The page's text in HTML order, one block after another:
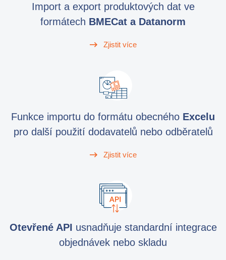
Import a export produktových dat ve
formátech BMECat a Datanorm
Zjistit více
Funkce importu do formátu obecného Excelu
pro další použití dodavatelů nebo odběratelů
Zjistit více
Otevřené API usnadňuje standardní integrace
objednávek nebo skladu